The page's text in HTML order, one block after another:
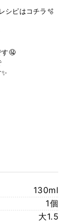
シピはコチラ🫧
す🤤
130ml
1個
大1.5